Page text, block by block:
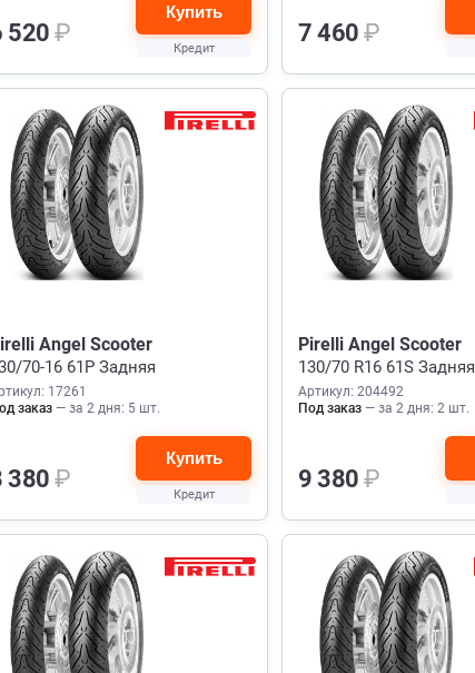
520₽
Купить
Кредит
7 460₽
Angel Scooter
70-16 61P Задняя
17261
заказ — за 2 дня: 5 шт.
380₽
Купить
Кредит
Pirelli Angel Scooter
130/70 R16 61S Задняя
Артикул: 204492
Под заказ — за 2 дня: 2 шт.
9 380₽